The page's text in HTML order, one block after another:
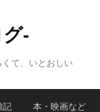
-
て、いとおしい
記 本・映画など